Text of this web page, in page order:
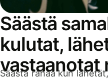
Säästä
kulutat,
vastaanotat
Säästä rahaa kun